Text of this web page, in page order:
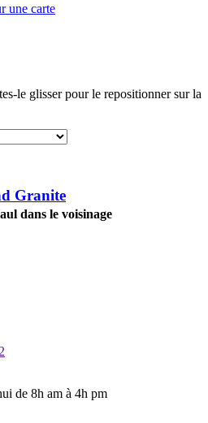
une carte
le glisser pour le repositionner sur la
Granite
dans le voisinage
de 8h am à 4h pm